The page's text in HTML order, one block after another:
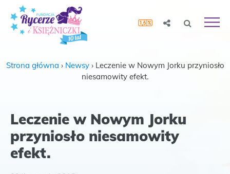
Strona główna › Newsy› Leczenie w Nowym Jorku przyniosło
niesamowity efekt.
Leczenie w Nowym Jorku
przyniosło niesamowity
efekt.